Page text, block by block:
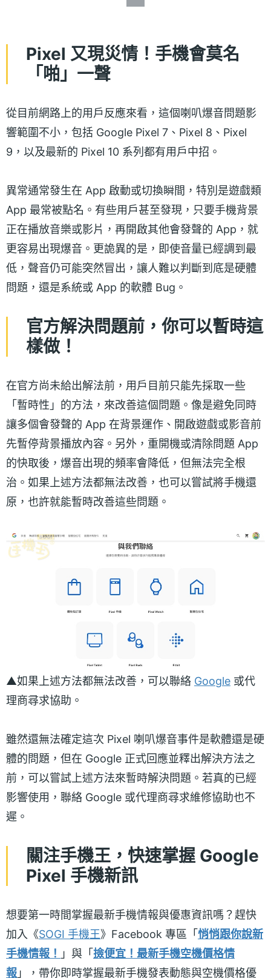
Pixel 又現災情！手機會莫名
「啪」一聲
從目前網路上的用戶反應來看，這個喇叭爆音問題影
響範圍不小，包括 Google Pixel 7、Pixel 8、Pixel
9，以及最新的 Pixel 10 系列都有用戶中招。
異常通常發生在 App 啟動或切換瞬間，特別是遊戲類
App 最常被點名。有些用戶甚至發現，只要手機背景
正在播放音樂或影片，再開啟其他會發聲的 App，就
更容易出現爆音。更詭異的是，即使音量已經調到最
低，聲音仍可能突然冒出，讓人難以判斷到底是硬體
問題，還是系統或 App 的軟體 Bug。
官方解決問題前，你可以暫時這
樣做！
在官方尚未給出解法前，用戶目前只能先採取一些
「暫時性」的方法，來改善這個問題。像是避免同時
讓多個會發聲的 App 在背景運作、開啟遊戲或影音前
先暫停背景播放內容。另外，重開機或清除問題 App
的快取後，爆音出現的頻率會降低，但無法完全根
治。如果上述方法都無法改善，也可以嘗試將手機還
原，也許就能暫時改善這些問題。
▲如果上述方法都無法改善，可以聯絡 Google 或代
理商尋求協助。
雖然還無法確定這次 Pixel 喇叭爆音事件是軟體還是硬
體的問題，但在 Google 正式回應並釋出解決方法之
前，可以嘗試上述方法來暫時解決問題。若真的已經
影響使用，聯絡 Google 或代理商尋求維修協助也不
遲。
關注手機王，快速掌握 Google
Pixel 手機新訊
想要第一時間掌握最新手機情報與優惠資訊嗎？趕快
加入《SOGI 手機王》Facebook 專區「 悄悄跟你說新
手機情報！ 」與「 撿便宜！最新手機空機價格情
報 」，帶你即時掌握最新手機發表動態與空機價格優